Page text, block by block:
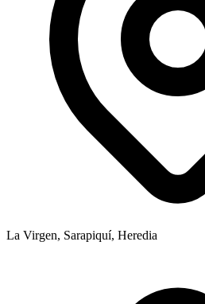
La Virgen, Sarapiquí, Heredia